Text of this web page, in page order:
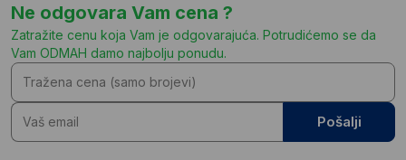
Ne odgovara Vam cena ?
Zatražite cenu koja Vam je odgovarajuća. Potrudićemo se da
Vam ODMAH damo najbolju ponudu.
Pošalji